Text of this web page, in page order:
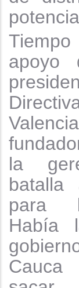
apoyo
la
batalla
para
Había